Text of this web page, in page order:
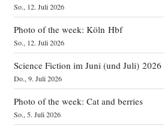
So., 12. Juli 2026
Photo of the week: Köln Hbf
So., 12. Juli 2026
Science Fiction im Juni (und Juli) 2026
Do., 9. Juli 2026
Photo of the week: Cat and berries
So., 5. Juli 2026